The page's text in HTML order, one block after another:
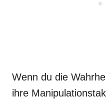
Wenn du die
ihre